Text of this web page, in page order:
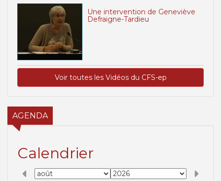
Une intervention de Geneviève
Defraigne-Tardieu
Voir toutes les Vidéos du CFS-ep
AGENDA
Calendrier